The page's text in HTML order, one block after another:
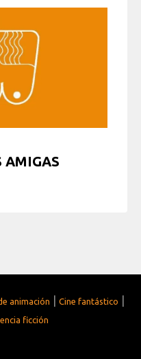
AMIGAS
animación | Cine fantástico |
ficción